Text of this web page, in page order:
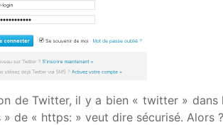
de Twitter, il y a bien « twitter » dans
de « https: » veut dire sécurisé. Alors ?